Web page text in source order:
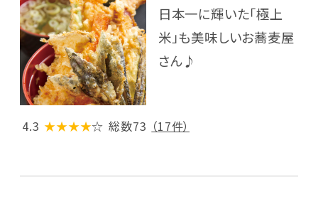
日本一に輝いた「極上
米」も美味しいお蕎麦屋
さん♪
4.3 ★★★★☆ 総数73 （17件）